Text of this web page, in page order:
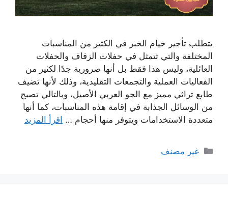
يتطلب تأجير خيام الخبر في الكثير من المناسبات
المختلفة والتي تتمثل في حفلات الزفاف والحفلات
العائلية، وليس هذا فقط بل أنها ضرورية جدًا لكثير من
الفعاليات العملية والتجمعات التقليدية، وذلك لأنها تضيف
طابع تراثي مميز مع الجو العربي الأصيل، وبالتالي تصبح
من الوسائل الجذابة في إقامة هذه المناسبات، كما أنها
متعددة الاستخدامات ويتوفر منها أحجام … اقرأ المزيد
التصنيفات
غير مصنف